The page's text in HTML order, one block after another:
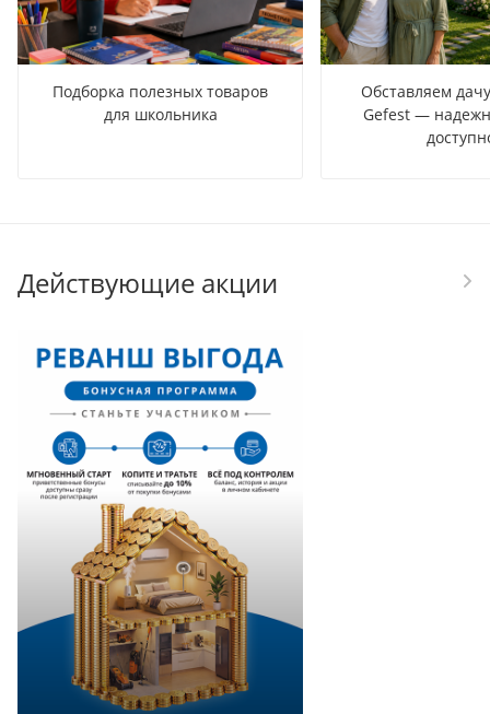
Подборка полезных товаров
для школьника
Обставляем
Gefest —
Действующие акции